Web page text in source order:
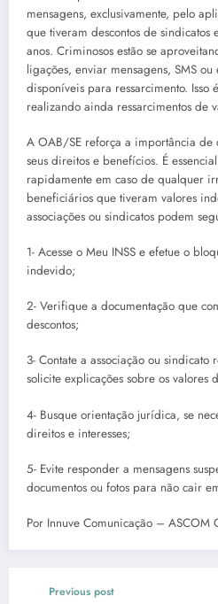
mensagens, exclusivamente, pelo
que tiveram descontos de sindicatos
anos. Criminosos estão se
ligações, enviar mensagens, SMS
disponíveis para ressarcimento. Isso
realizando ainda ressarcimentos de
A OAB/SE reforça a importância de
seus direitos e benefícios. É
rapidamente em caso de qualquer
beneficiários que tiveram valores
associações ou sindicatos podem
1- Acesse o Meu INSS e efetue o
indevido;
2- Verifique a documentação que
descontos;
3- Contate a associação ou sindicato
solicite explicações sobre os valores
4- Busque orientação jurídica, se
direitos e interesses;
5- Evite responder a mensagens
documentos ou fotos para não cair
Por Innuve Comunicação – ASCOM
Previous post